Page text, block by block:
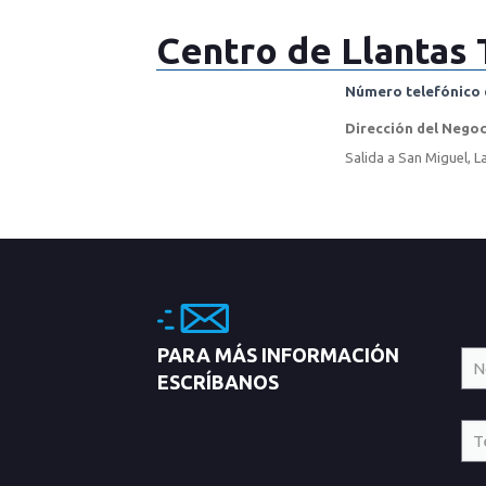
Centro de Llantas
Número telefónico
Dirección del
Salida a San Miguel,
PARA MÁS INFORMACIÓN
ESCRÍBANOS